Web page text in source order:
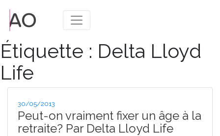
Étiquette : Delta Lloyd
Life
Publié
le
30/05/2013
Peut-on vraiment fixer un âge à la
retraite? Par Delta Lloyd Life